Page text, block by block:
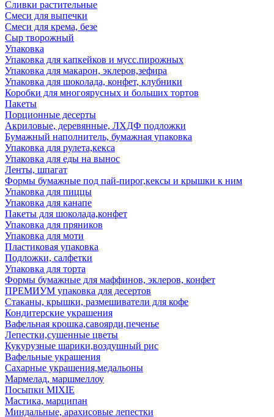
Сливки растительные
Смеси для выпечки
Смеси для крема, безе
Сыр творожный
Упаковка
Упаковка для капкейков и мусс.пирожных
Упаковка для макарон, эклеров,зефира
Упаковка для шоколада, конфет, клубники
Коробки для многоярусных и больших тортов
Пакеты
Порционные десерты
Акриловые, деревянные, ЛХДФ подложки
Бумажный наполнитель, бумажная упаковка
Упаковка для рулета,кекса
Упаковка для еды на вынос
Ленты, шпагат
Формы бумажные под пай-пирог,кексы и крышки к ним
Упаковка для пиццы
Упаковка для канапе
Пакеты для шоколада,конфет
Упаковка для пряников
Упаковка для моти
Пластиковая упаковка
Подложки, салфетки
Упаковка для торта
Формы бумажные для маффинов, эклеров, конфет
ПРЕМИУМ упаковка для десертов
Стаканы, крышки, размешиватели для кофе
Кондитерские украшения
Вафельная крошка,савоярди,печенье
Лепестки,сушенные цветы
Кукурузные шарики,воздушный рис
Вафельные украшения
Сахарные украшения,медальоны
Мармелад, маршмеллоу
Посыпки MIXIE
Мастика, марципан
Миндальные, арахисовые лепестки